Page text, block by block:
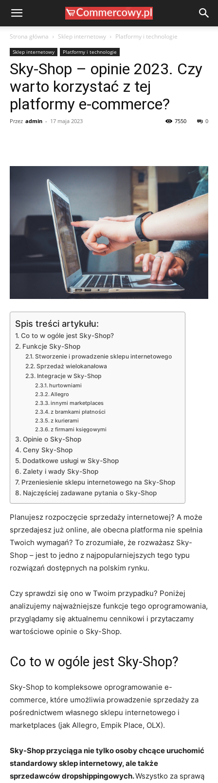
Strona główna Sklep internetowy Platformy i technologie
Sklep internetowy Platformy i technologie
Sky-Shop – opinie 2023. Czy
warto korzystać z tej
platformy e-commerce?
Przez admin - 17 maja 2023 0
7550
Spis treści artykułu:
Co to w ogóle jest Sky-Shop?
Funkcje Sky-Shop
Stworzenie i prowadzenie sklepu internetowego
Sprzedaż wielokanałowa
Integracje w Sky-Shop
hurtowniami
Allegro
innymi marketplaces
z bramkami płatności
z kurierami
z firmami księgowymi
Opinie o Sky-Shop
Ceny Sky-Shop
Dodatkowe usługi w Sky-Shop
Zalety i wady Sky-Shop
Przeniesienie sklepu internetowego na Sky-Shop
Najczęściej zadawane pytania o Sky-Shop
Planujesz rozpoczęcie sprzedaży internetowej? A może
sprzedajesz już online, ale obecna platforma nie spełnia
Twoich wymagań? To zrozumiałe, że rozważasz Sky-
Shop – jest to jedno z najpopularniejszych tego typu
rozwiązań dostępnych na polskim rynku.
Czy sprawdzi się ono w Twoim przypadku? Poniżej
analizujemy najważniejsze funkcje tego oprogramowania,
przyglądamy się aktualnemu cennikowi i przytaczamy
wartościowe opinie o Sky-Shop.
Co to w ogóle jest Sky-Shop?
Sky-Shop to kompleksowe oprogramowanie e-
commerce, które umożliwia prowadzenie sprzedaży za
pośrednictwem własnego sklepu internetowego i
marketplaces (jak Allegro, Empik Place, OLX).
Sky-Shop przyciąga nie tylko osoby chcące uruchomić
standardowy sklep internetowy, ale także
sprzedawców dropshippingowych.Wszystko za sprawą